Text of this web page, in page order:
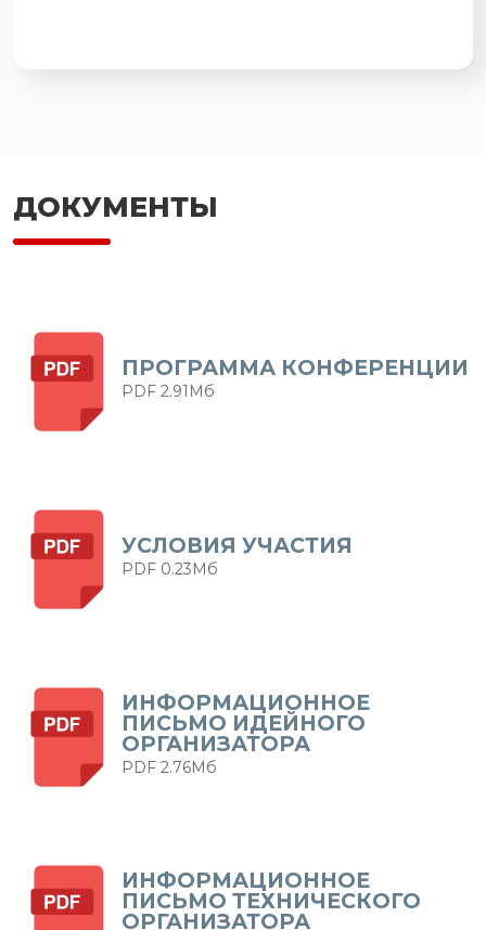
ДОКУМЕНТЫ
ПРОГРАММА КОНФЕРЕНЦИИ
PDF 2.91Мб
УСЛОВИЯ УЧАСТИЯ
PDF 0.23Мб
ИНФОРМАЦИОННОЕ
ПИСЬМО ИДЕЙНОГО
ОРГАНИЗАТОРА
PDF 2.76Мб
ИНФОРМАЦИОННОЕ
ПИСЬМО ТЕХНИЧЕСКОГО
ОРГАНИЗАТОРА